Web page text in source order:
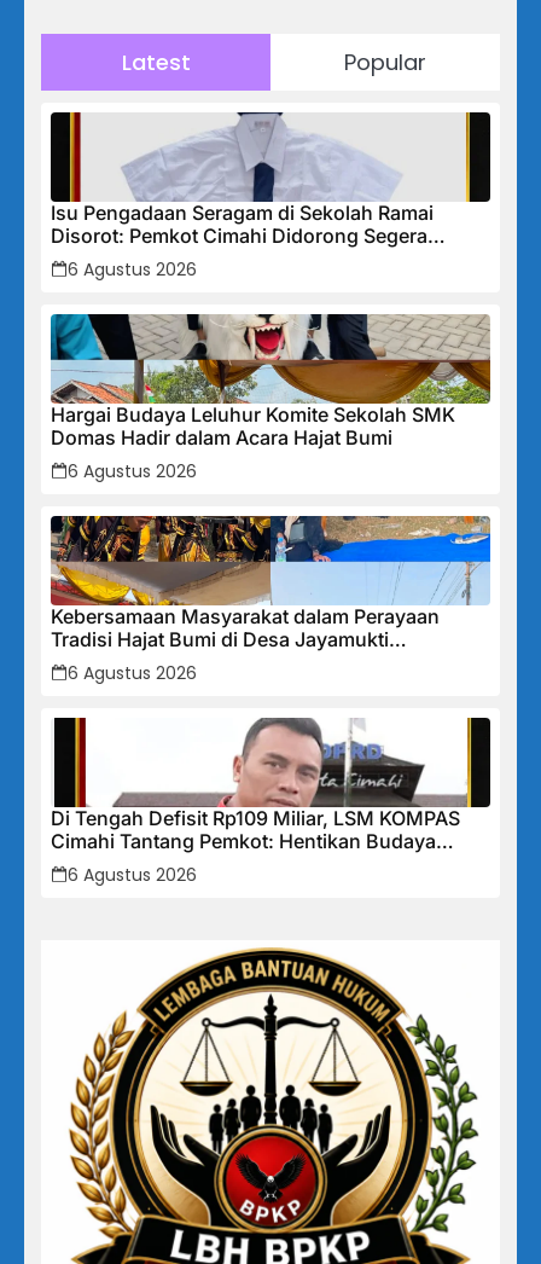
Latest Popular
Isu Pengadaan Seragam di Sekolah Ramai
Disorot: Pemkot Cimahi Didorong Segera
Lakukan Pembinaan dan Perbaikan Sistem
Secara Menyeluruh
6 Agustus 2026
Hargai Budaya Leluhur Komite Sekolah SMK
Domas Hadir dalam Acara Hajat Bumi
6 Agustus 2026
Kebersamaan Masyarakat dalam Perayaan
Tradisi Hajat Bumi di Desa Jayamukti
Kecamatan Banyusari
6 Agustus 2026
Di Tengah Defisit Rp109 Miliar, LSM KOMPAS
Cimahi Tantang Pemkot: Hentikan Budaya
Tutup-Tutupan, Buka Data Keuangan Sekarang!
6 Agustus 2026